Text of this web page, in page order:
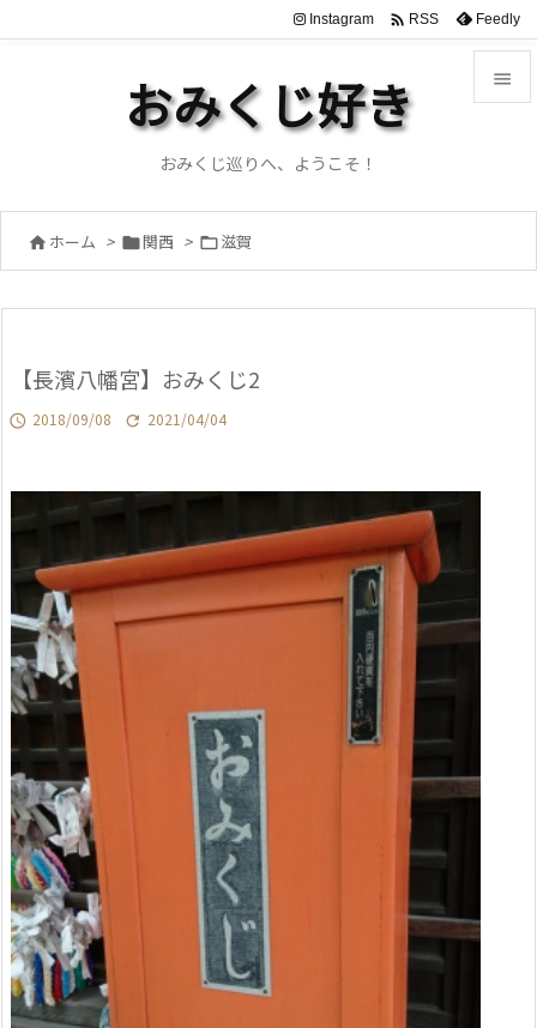

サイド
Instagram  RSS Feedly
おみくじ好き
おみくじ巡りへ、ようこそ！
 ホーム > 関西 > 滋賀
【長濱八幡宮】おみくじ2
 2018/09/08  2021/04/04